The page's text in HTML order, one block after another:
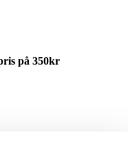
på 350kr